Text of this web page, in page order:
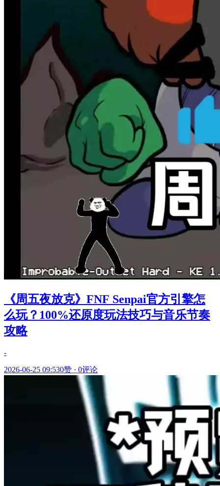
《周五夜放克》FNF Senpai官方引擎怎
么玩？100%还原度玩法技巧与音乐节奏
攻略
-
2026-06-25 09:530赞 · 0评论